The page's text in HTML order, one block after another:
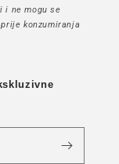
i ne mogu se
konzumiranja